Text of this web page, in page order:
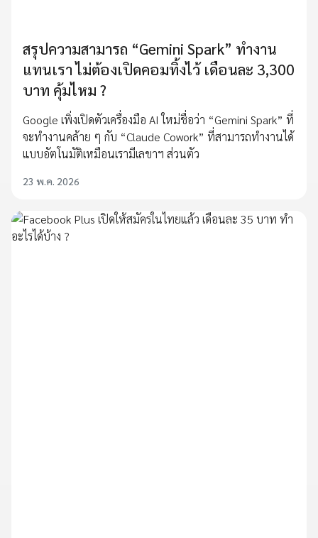
สรุปความสามารถ “Gemini Spark” ทำงาน
แทนเรา ไม่ต้องเปิดคอมทิ้งไว้ เดือนละ 3,300
บาท คุ้มไหม ?
Google เพิ่งเปิดตัวเครื่องมือ AI ใหม่ชื่อว่า “Gemini Spark” ที่
จะทำงานคล้าย ๆ กับ “Claude Cowork” ที่สามารถทำงานได้
แบบอัตโนมัติเหมือนเรามีเลขาฯ ส่วนตัว
23 พ.ค. 2026